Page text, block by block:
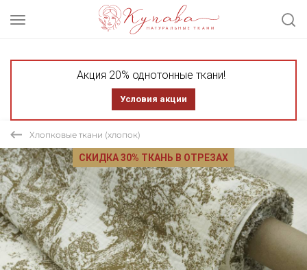
Акция 20% однотонные ткани!
Условия акции
Хлопковые ткани (хлопок)
СКИДКА 30% ТКАНЬ В ОТРЕЗАХ